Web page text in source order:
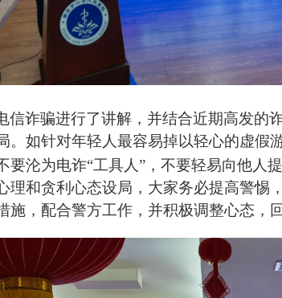
信诈骗进行了讲解，并结合近期高发的
。如针对年轻人最容易掉以轻心的虚假
要沦为电诈“工具人”，不要轻易向他人
理和贪利心态设局，大家务必提高警惕
，配合警方工作，并积极调整心态，